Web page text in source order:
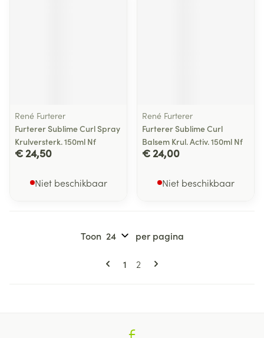
René Furterer
Furterer Sublime Curl Spray
Krulversterk. 150ml Nf
€ 24,50
Niet beschikbaar
René Furterer
Furterer Sublime Curl
Balsem Krul. Activ. 150ml Nf
€ 24,00
Niet beschikbaar
Pagina's
U lees momenteel pagina
1 Pagina
2
Toon per pagina